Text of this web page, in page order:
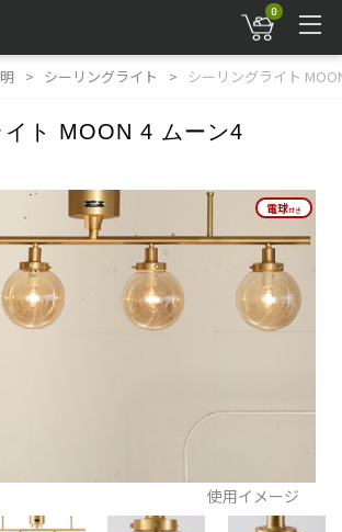
0
シーリングライト シーリングライト
イト MOON 4 ムーン4
電球付き
電球付き
使用イメージ